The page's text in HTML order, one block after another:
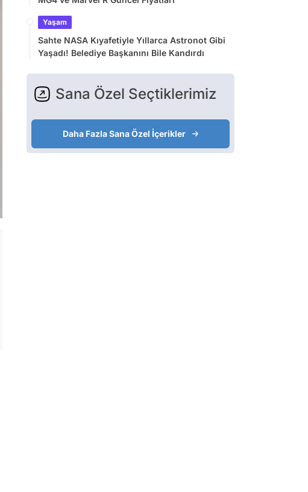
Yaşam
Sahte NASA Kıyafetiyle Yıllarca Astronot Gibi
Yaşadı! Belediye Başkanını Bile Kandırdı
Sana Özel Seçtiklerimiz
Daha Fazla Sana Özel İçerikler